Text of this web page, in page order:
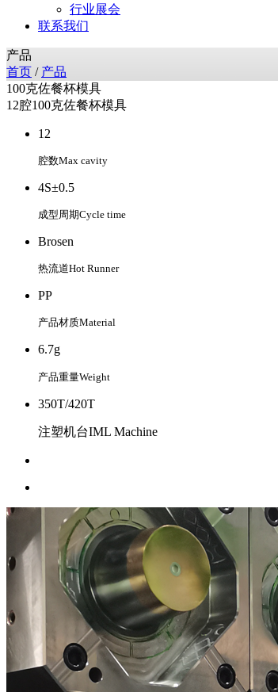
行业展会
联系我们
产品
首页 / 产品
100克佐餐杯模具
12腔100克佐餐杯模具
12
腔数Max cavity
4S±0.5
成型周期Cycle time
Brosen
热流道Hot Runner
PP
产品材质Material
6.7g
产品重量Weight
350T/420T
注塑机台IML Machine